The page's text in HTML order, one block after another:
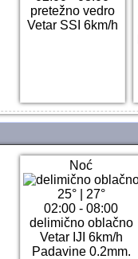
pretežno vedro
Vetar SSI 6km/h
Noć
25°| 27°
02:00 - 08:00
delimično oblačno
Vetar IJI 6km/h
Padavine 0.2mm.